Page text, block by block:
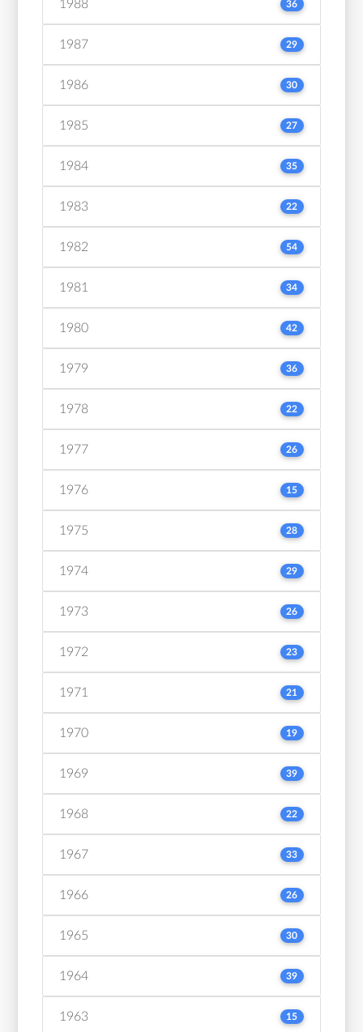
1988 36
1987 29
1986 30
1985 27
1984 35
1983 22
1982 54
1981 34
1980 42
1979 36
1978 22
1977 26
1976 15
1975 28
1974 29
1973 26
1972 23
1971 21
1970 19
1969 39
1968 22
1967 33
1966 26
1965 30
1964 39
1963 15